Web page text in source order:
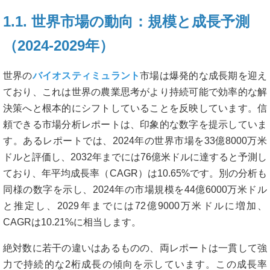
1.1. 世界市場の動向：規模と成長予測
（2024-2029年）
世界のバイオスティミュラント市場は爆発的な成長期を迎え
ており、これは世界の農業思考がより持続可能で効率的な解
決策へと根本的にシフトしていることを反映しています。信
頼できる市場分析レポートは、印象的な数字を提示していま
す。あるレポートでは、2024年の世界市場を33億8000万米
ドルと評価し、2032年までには76億米ドルに達すると予測し
ており、年平均成長率（CAGR）は10.65%です。別の分析も
同様の数字を示し、2024年の市場規模を44億6000万米ドル
と推定し、2029年までには72億9000万米ドルに増加、
CAGRは10.21%に相当します。
絶対数に若干の違いはあるものの、両レポートは一貫して強
力で持続的な2桁成長の傾向を示しています。この成長率